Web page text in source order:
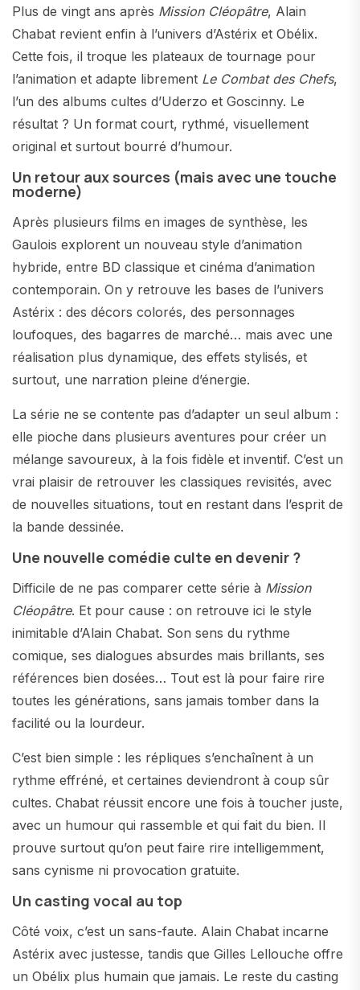
Plus de vingt ans après Mission Cléopâtre, Alain
Chabat revient enfin à l’univers d’Astérix et Obélix.
Cette fois, il troque les plateaux de tournage pour
l’animation et adapte librement Le Combat des Chefs,
l’un des albums cultes d’Uderzo et Goscinny. Le
résultat ? Un format court, rythmé, visuellement
original et surtout bourré d’humour.
Un retour aux sources (mais avec une touche
moderne)
Après plusieurs films en images de synthèse, les
Gaulois explorent un nouveau style d’animation
hybride, entre BD classique et cinéma d’animation
contemporain. On y retrouve les bases de l’univers
Astérix : des décors colorés, des personnages
loufoques, des bagarres de marché… mais avec une
réalisation plus dynamique, des effets stylisés, et
surtout, une narration pleine d’énergie.
La série ne se contente pas d’adapter un seul album :
elle pioche dans plusieurs aventures pour créer un
mélange savoureux, à la fois fidèle et inventif. C’est un
vrai plaisir de retrouver les classiques revisités, avec
de nouvelles situations, tout en restant dans l’esprit de
la bande dessinée.
Une nouvelle comédie culte en devenir ?
Difficile de ne pas comparer cette série à Mission
Cléopâtre. Et pour cause : on retrouve ici le style
inimitable d’Alain Chabat. Son sens du rythme
comique, ses dialogues absurdes mais brillants, ses
références bien dosées… Tout est là pour faire rire
toutes les générations, sans jamais tomber dans la
facilité ou la lourdeur.
C’est bien simple : les répliques s’enchaînent à un
rythme effréné, et certaines deviendront à coup sûr
cultes. Chabat réussit encore une fois à toucher juste,
avec un humour qui rassemble et qui fait du bien. Il
prouve surtout qu’on peut faire rire intelligemment,
sans cynisme ni provocation gratuite.
Un casting vocal au top
Côté voix, c’est un sans-faute. Alain Chabat incarne
Astérix avec justesse, tandis que Gilles Lellouche offre
un Obélix plus humain que jamais. Le reste du casting